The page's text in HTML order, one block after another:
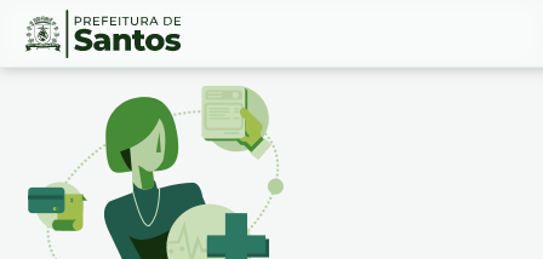
Ir
Conteúdo